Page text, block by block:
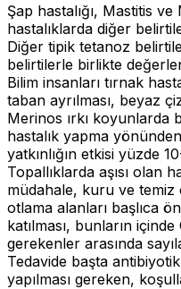
Şap hastalığı, Mastitis
hastalıklarda diğer
Diğer tipik tetanoz
belirtilerle birlikte
Bilim insanları tırnak
taban ayrılması, beyaz
Merinos ırkı koyunlarda
hastalık yapma
yatkınlığın etkisi yüzde
Topallıklarda aşısı olan
müdahale, kuru ve temiz
otlama alanları başlıca
katılması, bunların
gerekenler arasında
Tedavide başta
yapılması gereken,